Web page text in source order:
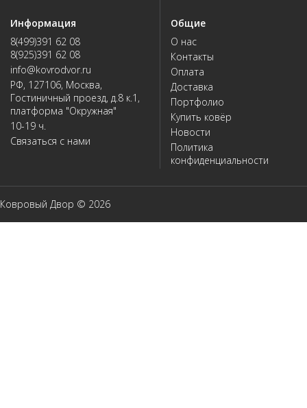
Информация
8(499)391 62 08
8(925)391 62 08
info@kovrodvor.ru
РФ, 127106, Москва,
Гостиничный проезд, д.8 к.1,
платформа "Окружная"
10-19 ч.
Связаться с нами
Общие
О нас
Контакты
Оплата
Доставка
Портфолио
Купить ковёр
Новости
Политика
конфиденциальности
Ковровый Двор © 2026